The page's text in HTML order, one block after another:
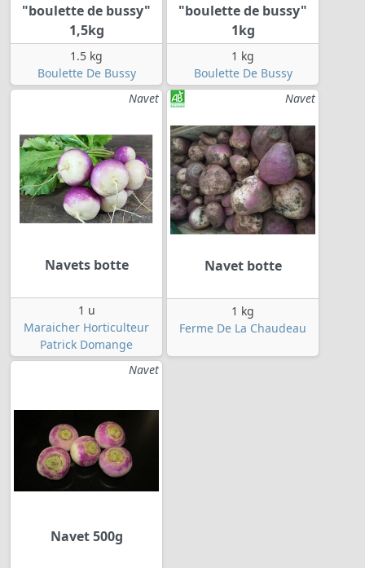
"boulette de bussy"
1,5kg
1.5 kg
Boulette De Bussy
"boulette de bussy"
1kg
1 kg
Boulette De Bussy
Navet
Navets botte
1 u
Maraicher Horticulteur
Patrick Domange
Navet
Navet botte
1 kg
Ferme De La Chaudeau
Navet
Navet 500g